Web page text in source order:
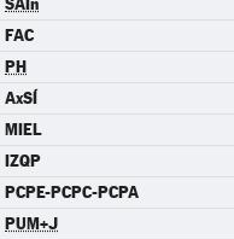
FAC
PH
AxSÍ
MIEL
IZQP
PCPE-PCPC-PCPA
PUM+J